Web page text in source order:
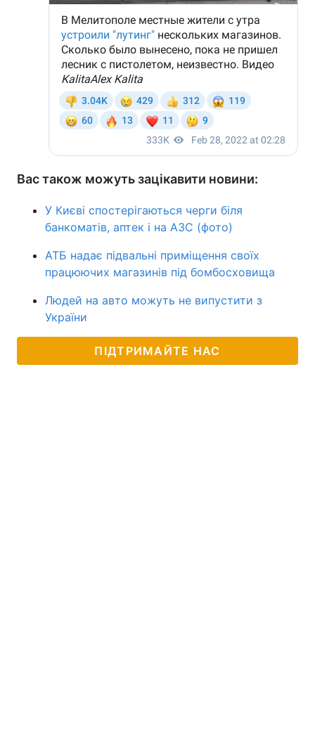
Вас також можуть зацікавити новини:
У Києві спостерігаються черги біля
банкоматів, аптек і на АЗС (фото)
АТБ надає підвальні приміщення своїх
працюючих магазинів під бомбосховища
Людей на авто можуть не випустити з
України
ПІДТРИМАЙТЕ НАС